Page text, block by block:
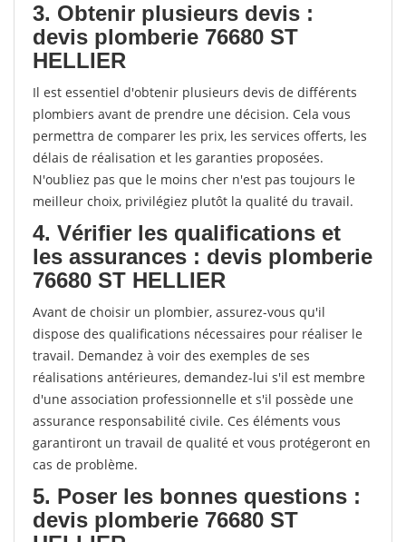
3. Obtenir plusieurs devis :
devis plomberie 76680 ST
HELLIER
Il est essentiel d'obtenir plusieurs devis de différents
plombiers avant de prendre une décision. Cela vous
permettra de comparer les prix, les services offerts, les
délais de réalisation et les garanties proposées.
N'oubliez pas que le moins cher n'est pas toujours le
meilleur choix, privilégiez plutôt la qualité du travail.
4. Vérifier les qualifications et
les assurances : devis plomberie
76680 ST HELLIER
Avant de choisir un plombier, assurez-vous qu'il
dispose des qualifications nécessaires pour réaliser le
travail. Demandez à voir des exemples de ses
réalisations antérieures, demandez-lui s'il est membre
d'une association professionnelle et s'il possède une
assurance responsabilité civile. Ces éléments vous
garantiront un travail de qualité et vous protégeront en
cas de problème.
5. Poser les bonnes questions :
devis plomberie 76680 ST